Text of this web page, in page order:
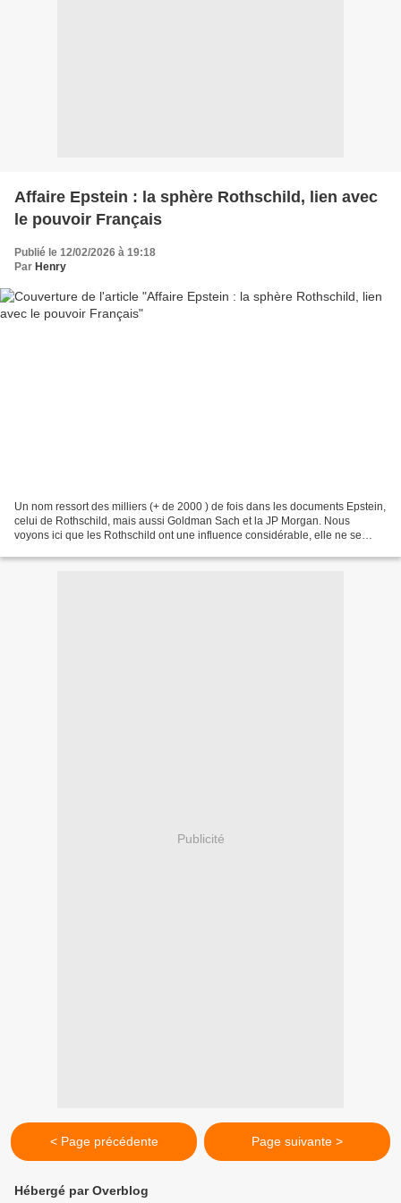
Affaire Epstein : la sphère Rothschild, lien avec
le pouvoir Français
Publié le 12/02/2026 à 19:18
Par Henry
Un nom ressort des milliers (+ de 2000 ) de fois dans les documents Epstein,
celui de Rothschild, mais aussi Goldman Sach et la JP Morgan. Nous
voyons ici que les Rothschild ont une influence considérable, elle ne se
Publicité
< Page précédente Page suivante >
Hébergé par Overblog